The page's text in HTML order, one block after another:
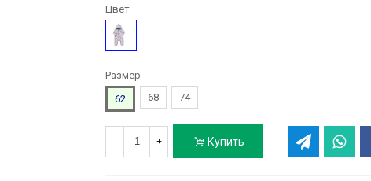
Цвет
Серый
Размер
62
68 74
- + Купить